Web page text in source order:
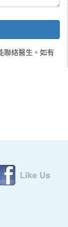
聯絡醫生。如有